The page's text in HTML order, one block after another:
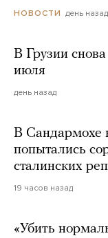
НОВОСТИ день назад
В Грузии
июля
день назад
В Сандармохе
попытались
сталинских
19 часов назад
«Убить